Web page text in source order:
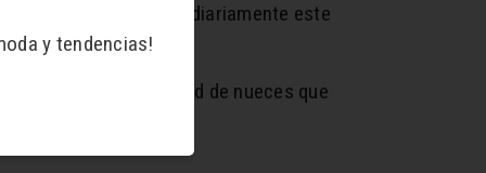
debemos consumir diariamente este
Es decir la cantidad de nueces que
y tendencias!